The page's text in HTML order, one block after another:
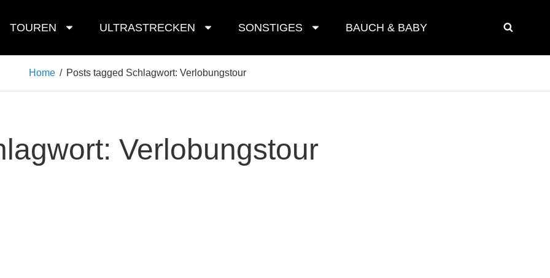
TOUREN ULTRASTRECKEN SONSTIGES BAUCH & BABY
Home / Posts tagged Schlagwort: Verlobungstour
Verlobungstour